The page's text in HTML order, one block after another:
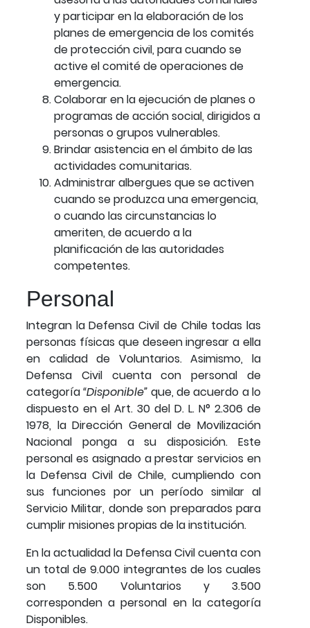
y participar en la elaboración de los
planes de emergencia de los comités
de protección civil, para cuando se
active el comité de operaciones de
emergencia.
Colaborar en la ejecución de planes o
programas de acción social, dirigidos a
personas o grupos vulnerables.
Brindar asistencia en el ámbito de las
actividades comunitarias.
Administrar albergues que se activen
cuando se produzca una emergencia,
o cuando las circunstancias lo
ameriten, de acuerdo a la
planificación de las autoridades
competentes.
Personal
Integran la Defensa Civil de Chile todas las
personas físicas que deseen ingresar a ella
en calidad de Voluntarios. Asimismo, la
Defensa Civil cuenta con personal de
categoría“Disponible” que, de acuerdo a lo
dispuesto en el Art. 30 del D. L. N° 2.306 de
1978, la Dirección General de Movilización
Nacional ponga a su disposición. Este
personal es asignado a prestar servicios en
la Defensa Civil de Chile, cumpliendo con
sus funciones por un período similar al
Servicio Militar, donde son preparados para
cumplir misiones propias de la institución.
En la actualidad la Defensa Civil cuenta con
un total de 9.000 integrantes de los cuales
son 5.500 Voluntarios y 3.500
corresponden a personal en la categoría
Disponibles.